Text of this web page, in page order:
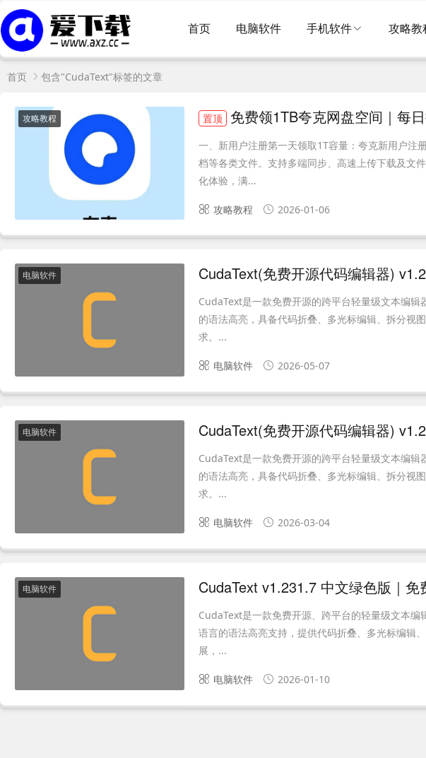
首页 电脑软件 手机软件 攻略教
首页 包含"CudaText"标签的文章
攻略教程 置顶 免费领1TB夸克网盘空间｜每
一、新用户注册第一天领取1T容量：夸克新用户注
档等各类文件。支持多端同步、高速上传下载及文
化体验，满...
攻略教程 2026-01-06
电脑软件 CudaText(免费开源代码编辑器)
CudaText是一款免费开源的跨平台轻量级文本编
的语法高亮，具备代码折叠、多光标编辑、拆分视
求。...
电脑软件 2026-05-07
电脑软件 CudaText(免费开源代码编辑器)
CudaText是一款免费开源的跨平台轻量级文本编
的语法高亮，具备代码折叠、多光标编辑、拆分视
求。...
电脑软件 2026-03-04
电脑软件
CudaText是一款免费开源、跨平台的轻量级文本
语言的语法高亮支持，提供代码折叠、多光标编辑
展，...
电脑软件 2026-01-10